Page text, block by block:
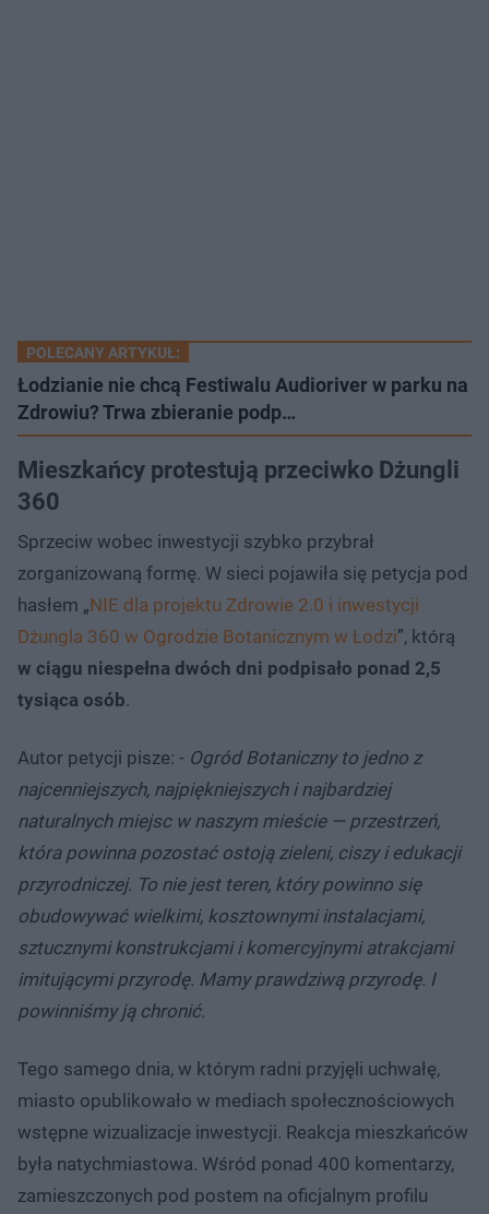
POLECANY ARTYKUŁ:
Łodzianie nie chcą Festiwalu Audioriver w parku na
Zdrowiu? Trwa zbieranie podp…
Mieszkańcy protestują przeciwko Dżungli
360
Sprzeciw wobec inwestycji szybko przybrał
zorganizowaną formę. W sieci pojawiła się petycja pod
hasłem „NIE dla projektu Zdrowie 2.0 i inwestycji
Dżungla 360 w Ogrodzie Botanicznym w Łodzi”, którą
w ciągu niespełna dwóch dni podpisało ponad 2,5
tysiąca osób.
Autor petycji pisze: - Ogród Botaniczny to jedno z
najcenniejszych, najpiękniejszych i najbardziej
naturalnych miejsc w naszym mieście — przestrzeń,
która powinna pozostać ostoją zieleni, ciszy i edukacji
przyrodniczej. To nie jest teren, który powinno się
obudowywać wielkimi, kosztownymi instalacjami,
sztucznymi konstrukcjami i komercyjnymi atrakcjami
imitującymi przyrodę. Mamy prawdziwą przyrodę. I
powinniśmy ją chronić.
Tego samego dnia, w którym radni przyjęli uchwałę,
miasto opublikowało w mediach społecznościowych
wstępne wizualizacje inwestycji. Reakcja mieszkańców
była natychmiastowa. Wśród ponad 400 komentarzy,
zamieszczonych pod postem na oficjalnym profilu